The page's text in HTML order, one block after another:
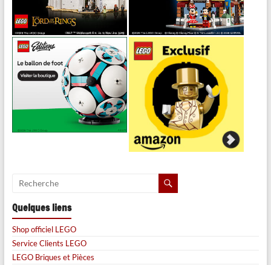
Quelques liens
Shop officiel LEGO
Service Clients LEGO
LEGO Briques et Pièces